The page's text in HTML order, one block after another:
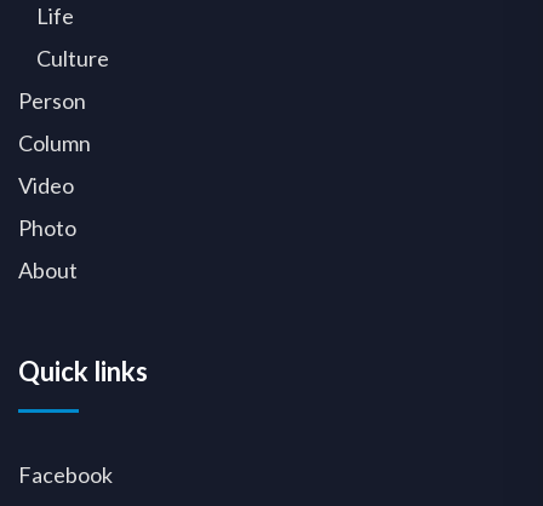
Life
Culture
Person
Column
Video
Photo
About
Quick links
Facebook